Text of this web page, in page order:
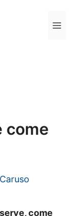
come
come